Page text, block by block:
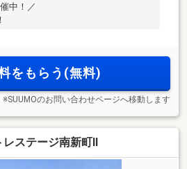
中！／
をもらう(無料)
※SUUMOのお問い合わせページへ移動します
レステージ南新町Ⅱ